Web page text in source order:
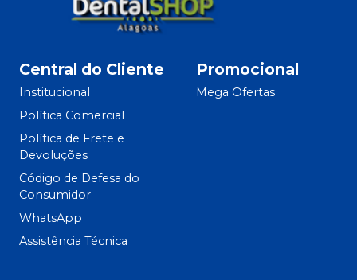
Central do Cliente
Institucional
Política Comercial
Política de Frete e
Devoluções
Código de Defesa do
Consumidor
WhatsApp
Assistência Técnica
Promocional
Mega Ofertas